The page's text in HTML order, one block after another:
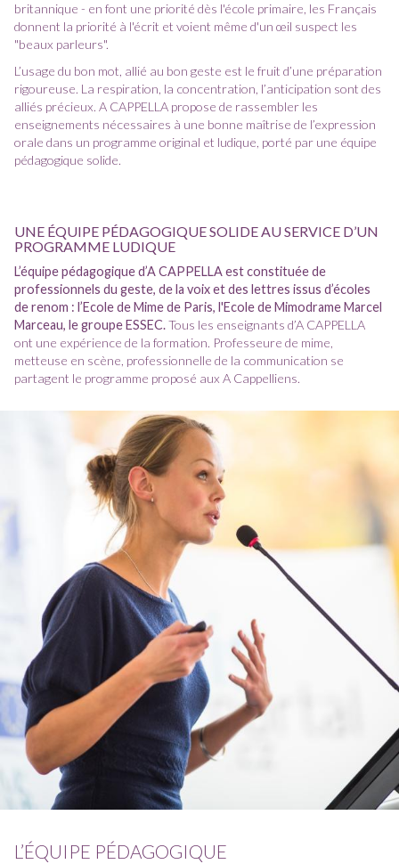
britannique - en font une priorité dès l'école primaire, les Français
donnent la priorité à l'écrit et voient même d'un œil suspect les
"beaux parleurs".
L’usage du bon mot, allié au bon geste est le fruit d’une préparation
rigoureuse. La respiration, la concentration, l’anticipation sont des
alliés précieux. A CAPPELLA propose de rassembler les
enseignements nécessaires à une bonne maîtrise de l’expression
orale dans un programme original et ludique, porté par une équipe
pédagogique solide.
UNE ÉQUIPE PÉDAGOGIQUE SOLIDE AU SERVICE D’UN
PROGRAMME LUDIQUE
L’équipe pédagogique d’A CAPPELLA est constituée de
professionnels du geste, de la voix et des lettres issus d’écoles
de renom : l’Ecole de Mime de Paris, l'Ecole de Mimodrame Marcel
Marceau, le groupe ESSEC.Tous les enseignants d’A CAPPELLA
ont une expérience de la formation. Professeure de mime,
metteuse en scène, professionnelle de la communication se
partagent le programme proposé aux A Cappelliens.
L’ÉQUIPE PÉDAGOGIQUE